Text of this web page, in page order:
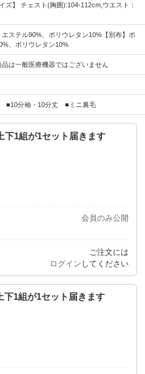
ズ】 チェスト(胸囲):104-112cm,ウエスト：
エステル90%、ポリウレタン10%【別布】ポ
、ポリウレタン10%
は一般医療機器ではございません
■10分袖・10分丈 ■ミニ裏毛
1組が1セット届きます
会員のみ公開
ご注文には
ログイン してください
1組が1セット届きます